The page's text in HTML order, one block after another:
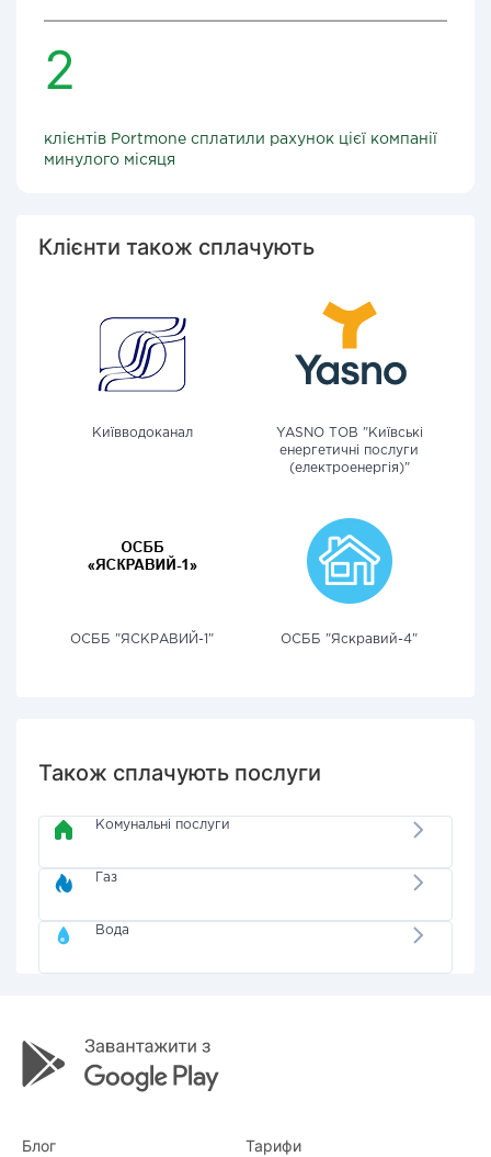
2
клієнтів Portmone сплатили рахунок цієї компанії
минулого місяця
Клієнти також сплачують
Київводоканал
YASNO ТОВ "Київські
енергетичні послуги
(електроенергія)"
ОСББ "ЯСКРАВИЙ-1" ОСББ "Яскравий-4"
Також сплачують послуги
Комунальні послуги
Газ
Вода
Блог Тарифи